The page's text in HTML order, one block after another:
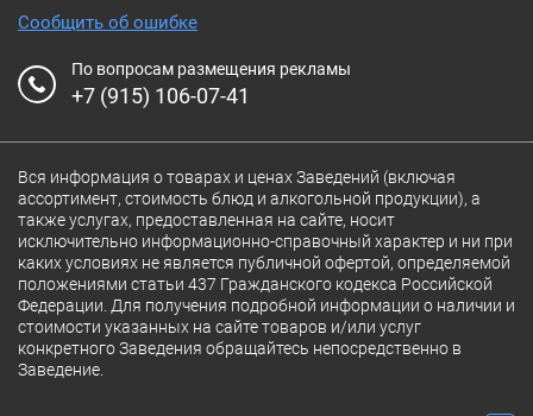
Сообщить об ошибке
По вопросам размещения рекламы
+7 (915) 106-07-41
Вся информация о товарах и ценах Заведений (включая
ассортимент, стоимость блюд и алкогольной продукции), а
также услугах, предоставленная на сайте, носит
исключительно информационно-справочный характер и ни при
каких условиях не является публичной офертой, определяемой
положениями статьи 437 Гражданского кодекса Российской
Федерации. Для получения подробной информации о наличии и
стоимости указанных на сайте товаров и/или услуг
конкретного Заведения обращайтесь непосредственно в
Заведение.